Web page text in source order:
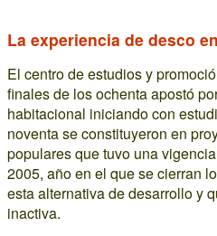
La experiencia de desco
El centro de estudios y
finales de los ochenta apostó
habitacional iniciando con
noventa se constituyeron en
populares que tuvo una
2005, año en el que se cierran
esta alternativa de desarrollo y
inactiva.